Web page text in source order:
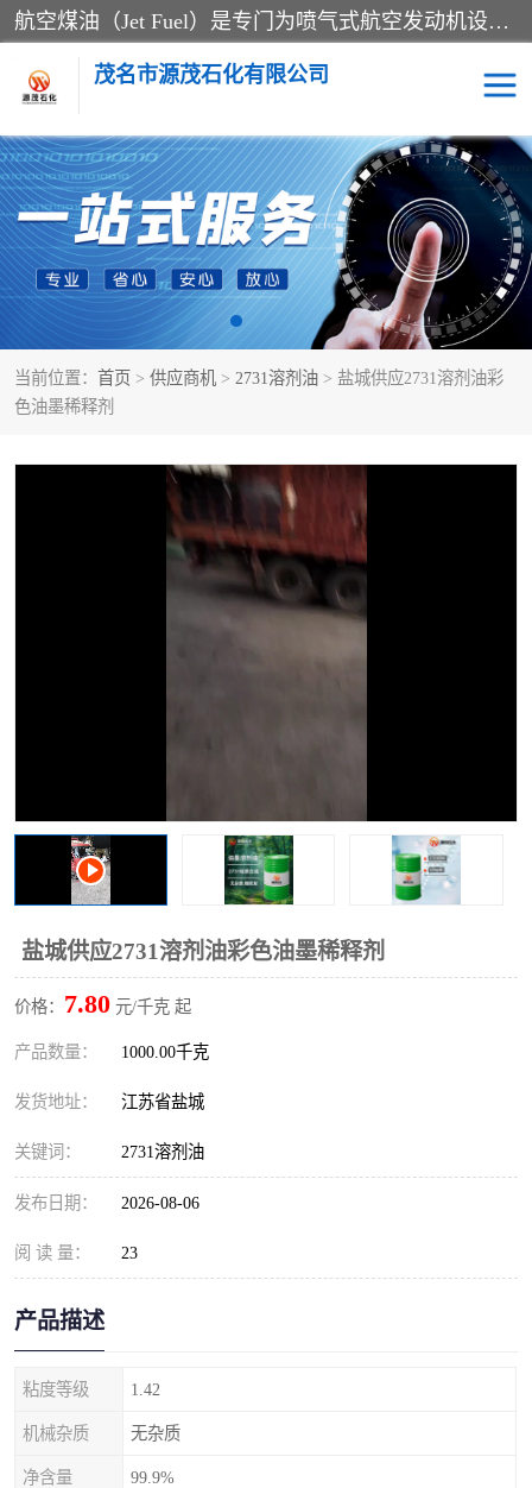
航空煤油（Jet Fuel）是专门为喷气式航空发动机设计的高纯度燃料，主要分为Jet A、Jet A-1和Jet B等类型。其特点是闪点高、低温流动性好，并添加了抗静电剂和抗氧化剂以确保飞行安全。航空煤油需
茂名市源茂石化有限公司
当前位置： 首页 > 供应商机 > 2731溶剂油 > 盐城供应2731溶剂油彩
色油墨稀释剂
盐城供应2731溶剂油彩色油墨稀释剂
价格： 7.80 元/千克 起
产品数量： 1000.00千克
发货地址： 江苏省盐城
关键词： 2731溶剂油
发布日期： 2026-08-06
阅 读 量： 23
产品描述
粘度等级 1.42
机械杂质 无杂质
净含量 99.9%
RP3航空煤油 D20+D30溶剂油
D40+D60溶剂油 D80+D100溶剂油
6号+120号溶剂油 260号溶剂油
异构烷烃 天然乳胶
26+32号化妆级白油 46+68号化妆级白油